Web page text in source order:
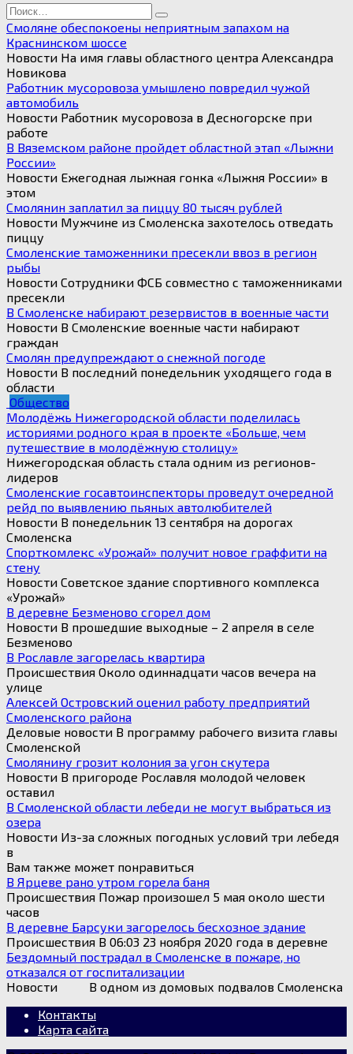
Search
for:
Смоляне обеспокоены неприятным запахом на
Краснинском шоссе
Новости На имя главы областного центра Александра
Новикова
Работник мусоровоза умышлено повредил чужой
автомобиль
Новости Работник мусоровоза в Десногорске при
работе
В Вяземском районе пройдет областной этап «Лыжни
России»
Новости Ежегодная лыжная гонка «Лыжня России» в
этом
Смолянин заплатил за пиццу 80 тысяч рублей
Новости Мужчине из Смоленска захотелось отведать
пиццу
Смоленские таможенники пресекли ввоз в регион
рыбы
Новости Сотрудники ФСБ совместно с таможенниками
пресекли
В Смоленске набирают резервистов в военные части
Новости В Смоленские военные части набирают
граждан
Смолян предупреждают о снежной погоде
Новости В последний понедельник уходящего года в
области
Общество
Молодёжь Нижегородской области поделилась
историями родного края в проекте «Больше, чем
путешествие в молодёжную столицу»
Нижегородская область стала одним из регионов-
лидеров
Смоленские госавтоинспекторы проведут очередной
рейд по выявлению пьяных автолюбителей
Новости В понедельник 13 сентября на дорогах
Смоленска
Спорткомлекс «Урожай» получит новое граффити на
стену
Новости Советское здание спортивного комплекса
«Урожай»
В деревне Безменово сгорел дом
Новости В прошедшие выходные – 2 апреля в селе
Безменово
В Рославле загорелась квартира
Происшествия Около одиннадцати часов вечера на
улице
Алексей Островский оценил работу предприятий
Смоленского района
Деловые новости В программу рабочего визита главы
Смоленской
Смолянину грозит колония за угон скутера
Новости В пригороде Рославля молодой человек
оставил
В Смоленской области лебеди не могут выбраться из
озера
Новости Из-за сложных погодных условий три лебедя
в
Вам также может понравиться
В Ярцеве рано утром горела баня
Происшествия Пожар произошел 5 мая около шести
часов
В деревне Барсуки загорелось бесхозное здание
Происшествия В 06:03 23 ноября 2020 года в деревне
Бездомный пострадал в Смоленске в пожаре, но
отказался от госпитализации
Новости В одном из домовых подвалов Смоленска
Контакты
Карта сайта